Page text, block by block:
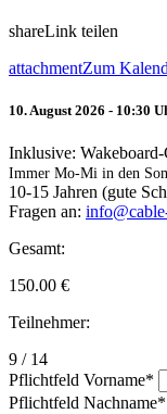
shareLink teilen
attachmentZum
10. August 2026 - 10:30
Inklusive:
Immer Mo-Mi in den
10-15 Jahren (gute
Fragen an:
Gesamt:
150.00 €
Teilnehmer:
9 / 14
Pflichtfeld Vorname*
Pflichtfeld Nachname*